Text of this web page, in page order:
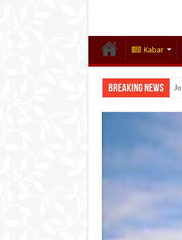
Kabar
Breaking News